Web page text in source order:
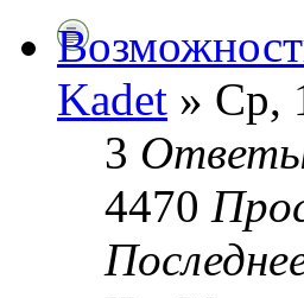
Kadet » Ср,
3
4470